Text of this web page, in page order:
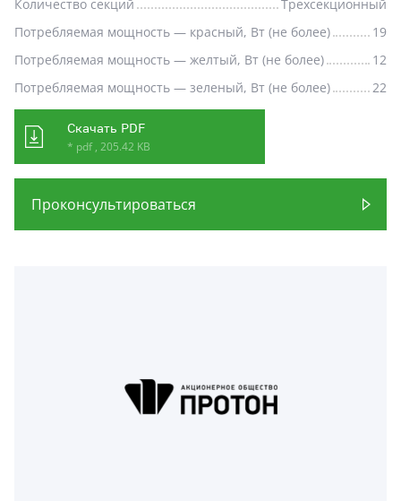
Количество секций
Трехсекционный
Потребляемая мощность — красный, Вт (не более)
19
Потребляемая мощность — желтый, Вт (не более)
12
Потребляемая мощность — зеленый, Вт (не более)
22
Скачать PDF
* pdf , 205.42 KB
Проконсультироваться